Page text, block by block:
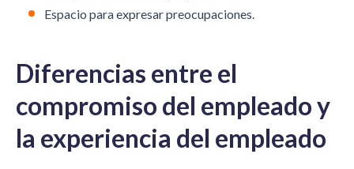
Espacio para expresar preocupaciones.
Diferencias entre el
compromiso del empleado y
la experiencia del empleado